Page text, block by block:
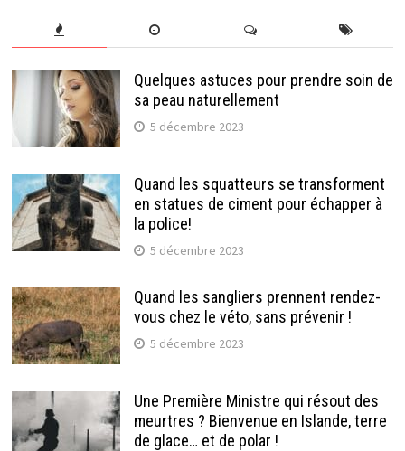
Quelques astuces pour prendre soin de
sa peau naturellement
5 décembre 2023
Quand les squatteurs se transforment
en statues de ciment pour échapper à
la police!
5 décembre 2023
Quand les sangliers prennent rendez-
vous chez le véto, sans prévenir !
5 décembre 2023
Une Première Ministre qui résout des
meurtres ? Bienvenue en Islande, terre
de glace… et de polar !